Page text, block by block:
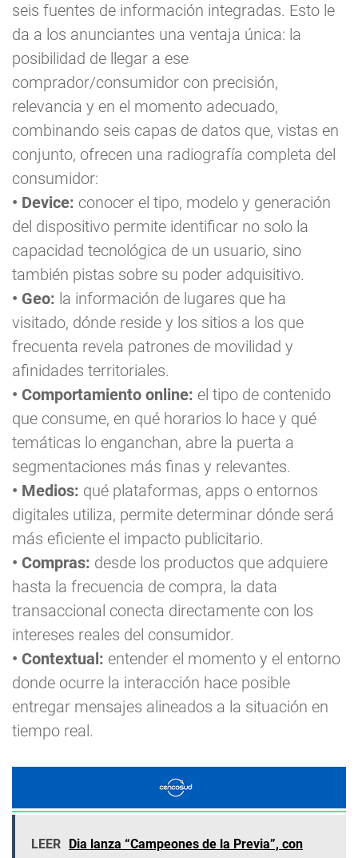
seis fuentes de información integradas. Esto le
da a los anunciantes una ventaja única: la
posibilidad de llegar a ese
comprador/consumidor con precisión,
relevancia y en el momento adecuado,
combinando seis capas de datos que, vistas en
conjunto, ofrecen una radiografía completa del
consumidor:
• Device: conocer el tipo, modelo y generación
del dispositivo permite identificar no solo la
capacidad tecnológica de un usuario, sino
también pistas sobre su poder adquisitivo.
• Geo: la información de lugares que ha
visitado, dónde reside y los sitios a los que
frecuenta revela patrones de movilidad y
afinidades territoriales.
• Comportamiento online: el tipo de contenido
que consume, en qué horarios lo hace y qué
temáticas lo enganchan, abre la puerta a
segmentaciones más finas y relevantes.
• Medios: qué plataformas, apps o entornos
digitales utiliza, permite determinar dónde será
más eficiente el impacto publicitario.
• Compras: desde los productos que adquiere
hasta la frecuencia de compra, la data
transaccional conecta directamente con los
intereses reales del consumidor.
• Contextual: entender el momento y el entorno
donde ocurre la interacción hace posible
entregar mensajes alineados a la situación en
tiempo real.
LEER
Dia lanza “Campeones de la Previa”, con